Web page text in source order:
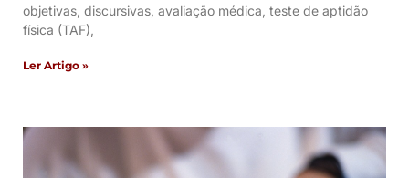
objetivas, discursivas, avaliação médica, teste de aptidão
física (TAF),
Ler Artigo »